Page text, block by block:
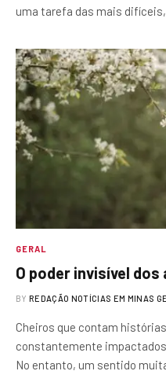
uma tarefa das mais
GERAL
O poder invisível
BY REDAÇÃO NOTÍCIAS EM MINAS
Cheiros que contam
constantemente
No entanto, um sentido